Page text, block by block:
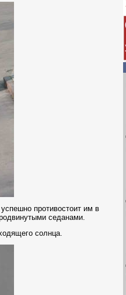
противостоит им в
седанами.
солнца.